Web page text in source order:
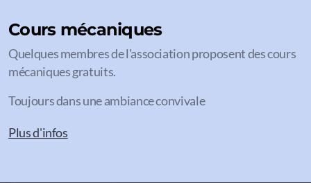
Cours mécaniques
Quelques membres de l'association proposent des cours
mécaniques gratuits.
Toujours dans une ambiance convivale
Plus d'infos